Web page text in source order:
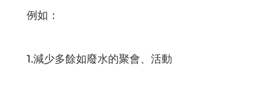
例如：
1.減少多餘如廢水的聚會、活動